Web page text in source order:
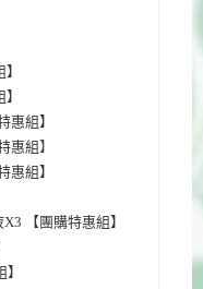
惠組】
惠組】
惠組】
【團購特惠組】